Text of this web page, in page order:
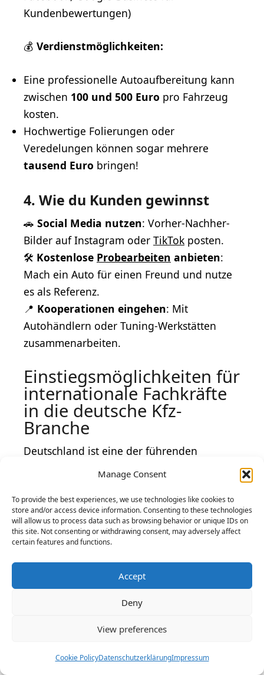
Manage Consent
To provide the best experiences, we use technologies like cookies to
store and/or access device information. Consenting to these technologies
will allow us to process data such as browsing behavior or unique IDs on
this site. Not consenting or withdrawing consent, may adversely affect
certain features and functions.
Accept
Deny
View preferences
Cookie PolicyDatenschutzerklärungImpressum
Kundenbewertungen)
💰 Verdienstmöglichkeiten:
Eine professionelle Autoaufbereitung kann
zwischen 100 und 500 Euro pro Fahrzeug
kosten.
Hochwertige Folierungen oder
Veredelungen können sogar mehrere
tausend Euro bringen!
4. Wie du Kunden gewinnst
🚗 Social Media nutzen: Vorher-Nachher-
Bilder auf Instagram oder TikTok posten.
🛠 Kostenlose Probearbeiten anbieten:
Mach ein Auto für einen Freund und nutze
es als Referenz.
📍 Kooperationen eingehen: Mit
Autohändlern oder Tuning-Werkstätten
zusammenarbeiten.
Einstiegsmöglichkeiten für
internationale Fachkräfte
in die deutsche Kfz-
Branche
Deutschland ist eine der führenden
sind sehr gefragt. Internationale Bewerber
haben gute Chancen, in Werkstätten,
Autohäusern oder bei großen
Einstieg ist jedoch oft mit einigen
bürokratischen Hürden verbunden,
insbesondere wenn eine ausländische
bereits Erfahrung als Kfz-Mechatroniker,
Mechaniker oder Karosseriebauer hat, kann